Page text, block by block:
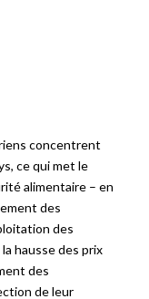
concentrent
ce qui met le
alimentaire – en
des
des
hausse des prix
des
de leur